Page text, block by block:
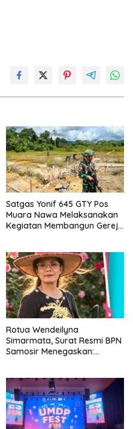
Satgas Yonif 645 GTY Pos
Muara Nawa Melaksanakan
Kegiatan Membangun Gereja
Rotua Wendeilyna
Simarmata, Surat Resmi BPN
Samosir Menegaskan:
dalam Sengketa Lumban Silo